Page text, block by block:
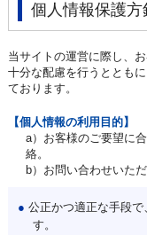
個人情報保護方
当サイトの運営に際し、
十分な配慮を行うととも
ております。
【個人情報の利用目的】
a）お客様のご要望に
絡。
b）お問い合わせいた
● 公正かつ適正な手段
す。